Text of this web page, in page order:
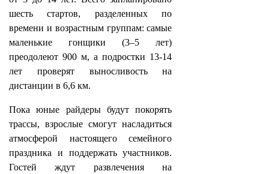
шесть стартов, разделенных по
времени и возрастным группам: самые
маленькие гонщики (3–5 лет)
преодолеют 900 м, а подростки 13-14
лет проверят выносливость на
дистанции в 6,6 км.
Пока юные райдеры будут покорять
трассы, взрослые смогут насладиться
атмосферой настоящего семейного
праздника и поддержать участников.
Гостей ждут развлечения на